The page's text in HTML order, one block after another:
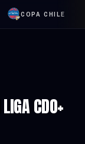
COPA CHILE
CDO+